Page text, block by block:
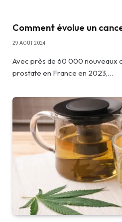
Comment évolue un
29 AOÛT 2024
Avec près de 60 000 nouveaux
prostate en France en 2023,…